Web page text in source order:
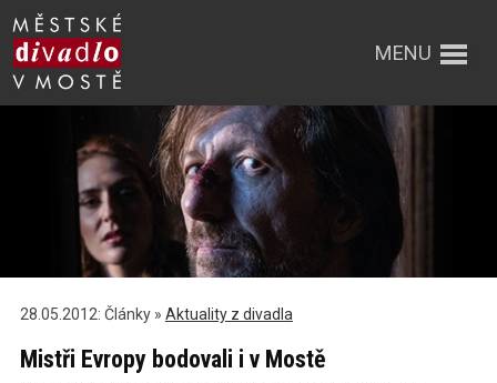
MENU
28.05.2012: Články » Aktuality z divadla
Mistři Evropy bodovali i v Mostě